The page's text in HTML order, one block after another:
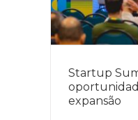
Startup
expansão